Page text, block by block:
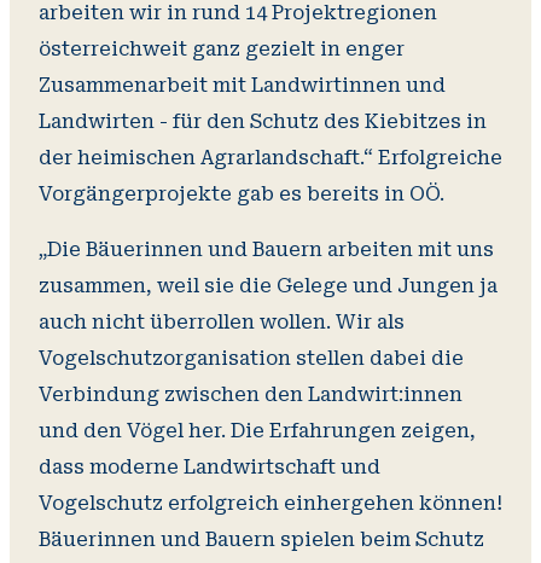
arbeiten wir in rund 14 Projektregionen
österreichweit ganz gezielt in enger
Zusammenarbeit mit Landwirtinnen und
Landwirten - für den Schutz des Kiebitzes in
der heimischen Agrarlandschaft.“ Erfolgreiche
Vorgängerprojekte gab es bereits in OÖ.
„Die Bäuerinnen und Bauern arbeiten mit uns
zusammen, weil sie die Gelege und Jungen ja
auch nicht überrollen wollen. Wir als
Vogelschutzorganisation stellen dabei die
Verbindung zwischen den Landwirt:innen
und den Vögel her. Die Erfahrungen zeigen,
dass moderne Landwirtschaft und
Vogelschutz erfolgreich einhergehen können!
Bäuerinnen und Bauern spielen beim Schutz